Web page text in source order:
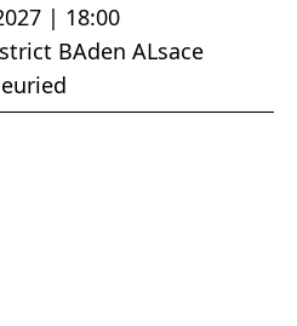
| 18:00
BAden ALsace